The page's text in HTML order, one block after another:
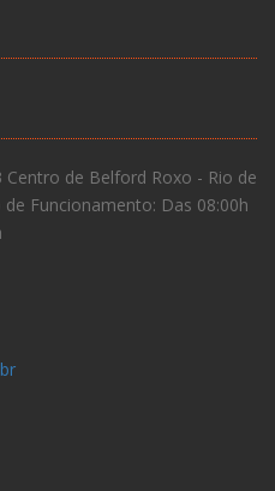
de Belford Roxo - Rio de
de Funcionamento: Das 08:00h